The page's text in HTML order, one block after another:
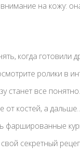
на кожу:
когда готовили
ролики в
станет все
от костей, а
фаршированные
секретный